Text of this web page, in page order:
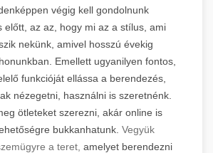
végig kell gondolnunk
előtt, az az, hogy mi az a stílus, ami
nekünk, amivel hosszú évekig
Emellett ugyanilyen fontos,
funkcióját ellássa a berendezés,
nézegetni, használni is szeretnénk.
ötleteket szerezni, akár online is
bukkanhatunk. Vegyük
a teret, amelyet berendezni